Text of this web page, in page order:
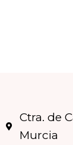
Ctra. de
Murcia